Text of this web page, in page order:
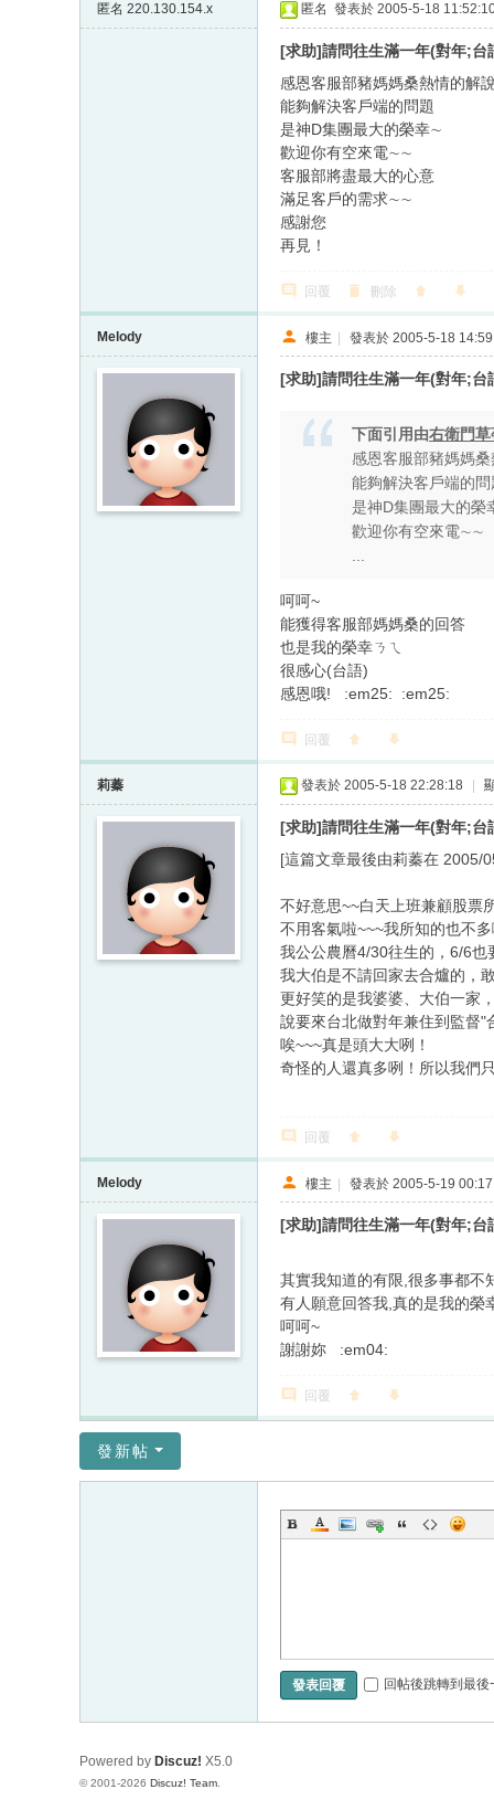
匿名 220.130.154.x 匿名 發表於 2005-5-18
[求助]請問往生滿一年(對年;台
感恩客服部豬媽媽桑熱情的解
能夠解決客戶端的問題
是神D集團最大的榮幸∼
歡迎你有空來電∼∼
客服部將盡最大的心意
滿足客戶的需求∼∼
感謝您
再見！
回覆 刪除
Melody 樓主 | 發表於 2005-5-18
[求助]請問往生滿一年(對年;台
下面引用由右衛門
感恩客服部豬媽媽
能夠解決客戶端的問
是神D集團最大的榮
歡迎你有空來電∼∼
呵呵~
能獲得客服部媽媽桑的回答
也是我的榮幸ㄋㄟ
很感心(台語)
感恩哦!
:em25: :em25:
回覆
莉蓁 發表於 2005-5-18 22:28:18
[求助]請問往生滿一年(對年;台
[這篇文章最後由莉蓁在 2005/
不好意思~~白天上班兼顧股票
不用客氣啦~~~我所知的也不
我公公農曆4/30往生的，6/6也
我大伯是不請回家去合爐的，
更好笑的是我婆婆、大伯一家
說要來台北做對年兼住到監督"
唉~~~真是頭大大咧！
奇怪的人還真多咧！所以我們
回覆
Melody 樓主 | 發表於 2005-5-19
[求助]請問往生滿一年(對年;台
其實我知道的有限,很多事都不
有人願意回答我,真的是我的榮
呵呵~
謝謝妳
:em04:
回覆
發新帖
發表回覆 回帖後跳轉到最後
Powered by Discuz! X5.0
© 2001-2026 Discuz! Team